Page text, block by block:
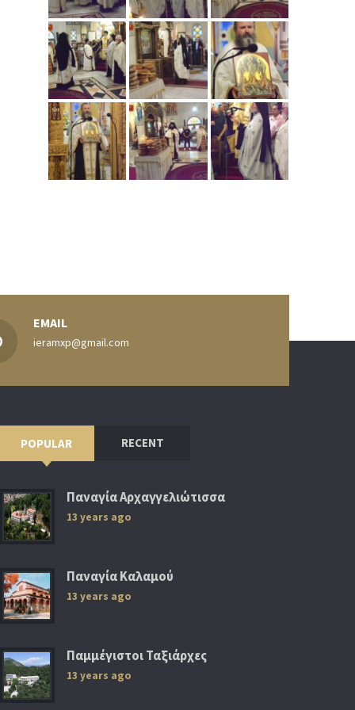
EMAIL
ieramxp@gmail.com
POPULAR RECENT
Παναγία Αρχαγγελιώτισσα
13 years ago
Παναγία Καλαμού
13 years ago
Παμμέγιστοι Ταξιάρχες
13 years ago